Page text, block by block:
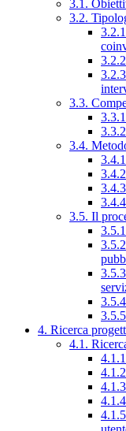
3.1.
3.2.
3.3.
3.4.
3.5. Il
4. Ricerca
4.1.